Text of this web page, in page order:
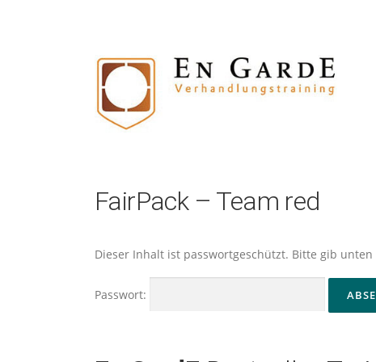
FairPack – Team red
Dieser Inhalt ist passwortgeschützt. Bitte gib
Passwort: